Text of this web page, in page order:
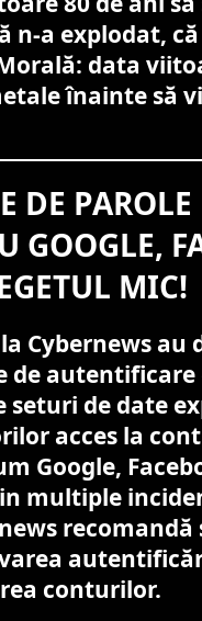
n-a explodat,
data
înainte să
DE PAROLE
GOOGLE,
MIC!
Cybernews au
de autentificare
seturi de date
acces la
Google,
multiple
recomandă
conturilor.